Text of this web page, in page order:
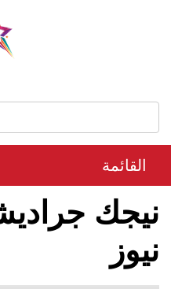
القائمة
نيجك
نيوز